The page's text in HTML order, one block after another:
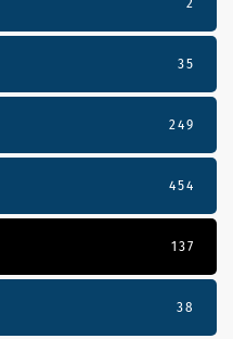
35
249
454
137
38